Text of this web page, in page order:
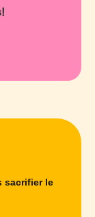
sacrifier le